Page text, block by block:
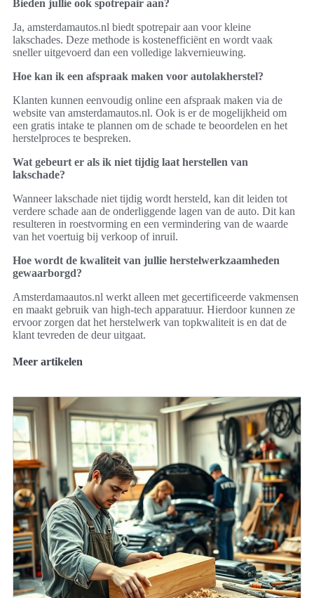
Bieden jullie ook spotrepair aan?
Ja, amsterdamautos.nl biedt spotrepair aan voor kleine
lakschades. Deze methode is kostenefficiënt en wordt vaak
sneller uitgevoerd dan een volledige lakvernieuwing.
Hoe kan ik een afspraak maken voor autolakherstel?
Klanten kunnen eenvoudig online een afspraak maken via de
website van amsterdamautos.nl. Ook is er de mogelijkheid om
een gratis intake te plannen om de schade te beoordelen en het
herstelproces te bespreken.
Wat gebeurt er als ik niet tijdig laat herstellen van
lakschade?
Wanneer lakschade niet tijdig wordt hersteld, kan dit leiden tot
verdere schade aan de onderliggende lagen van de auto. Dit kan
resulteren in roestvorming en een vermindering van de waarde
van het voertuig bij verkoop of inruil.
Hoe wordt de kwaliteit van jullie herstelwerkzaamheden
gewaarborgd?
Amsterdamaautos.nl werkt alleen met gecertificeerde vakmensen
en maakt gebruik van high-tech apparatuur. Hierdoor kunnen ze
ervoor zorgen dat het herstelwerk van topkwaliteit is en dat de
klant tevreden de deur uitgaat.
Meer artikelen